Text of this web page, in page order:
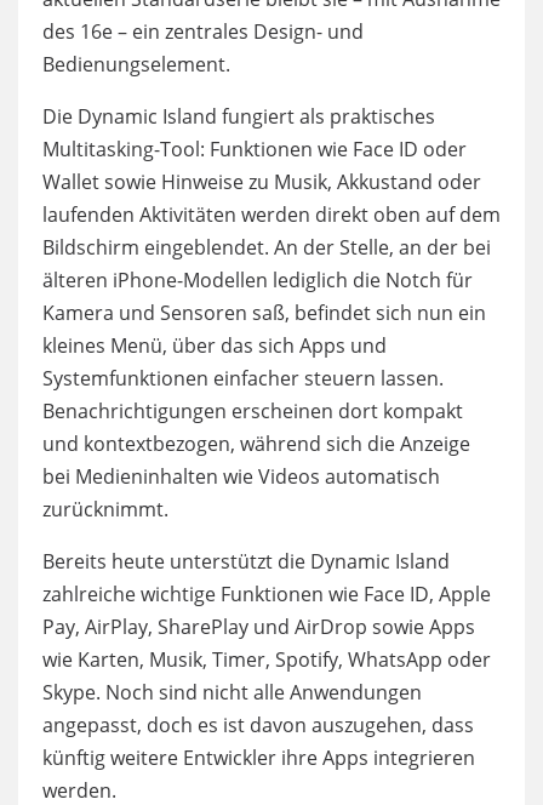
des 16e – ein zentrales Design- und
Bedienungselement.
Die Dynamic Island fungiert als praktisches
Multitasking-Tool: Funktionen wie Face ID oder
Wallet sowie Hinweise zu Musik, Akkustand oder
laufenden Aktivitäten werden direkt oben auf dem
Bildschirm eingeblendet. An der Stelle, an der bei
älteren iPhone-Modellen lediglich die Notch für
Kamera und Sensoren saß, befindet sich nun ein
kleines Menü, über das sich Apps und
Systemfunktionen einfacher steuern lassen.
Benachrichtigungen erscheinen dort kompakt
und kontextbezogen, während sich die Anzeige
bei Medieninhalten wie Videos automatisch
zurücknimmt.
Bereits heute unterstützt die Dynamic Island
zahlreiche wichtige Funktionen wie Face ID, Apple
Pay, AirPlay, SharePlay und AirDrop sowie Apps
wie Karten, Musik, Timer, Spotify, WhatsApp oder
Skype. Noch sind nicht alle Anwendungen
angepasst, doch es ist davon auszugehen, dass
künftig weitere Entwickler ihre Apps integrieren
werden.